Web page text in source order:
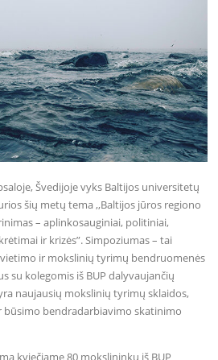
Švedijoje vyks Baltijos universitetų
šių metų tema ,,Baltijos jūros regiono
– aplinkosauginiai, politiniai,
ir krizės”. Simpoziumas – tai
ir mokslinių tyrimų bendruomenės
su kolegomis iš BUP dalyvaujančių
naujausių mokslinių tyrimų sklaidos,
būsimo bendradarbiavimo skatinimo
kviečiame 80 mokslininkų iš BUP